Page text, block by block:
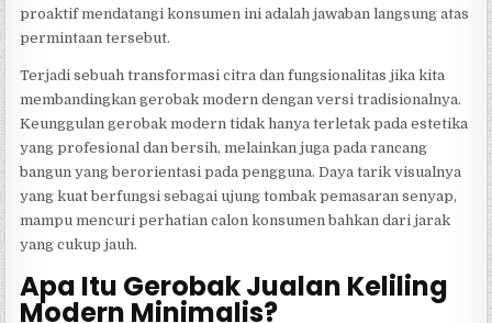
proaktif mendatangi konsumen ini adalah jawaban langsung atas
permintaan tersebut.
Terjadi sebuah transformasi citra dan fungsionalitas jika kita
membandingkan gerobak modern dengan versi tradisionalnya.
Keunggulan gerobak modern tidak hanya terletak pada estetika
yang profesional dan bersih, melainkan juga pada rancang
bangun yang berorientasi pada pengguna. Daya tarik visualnya
yang kuat berfungsi sebagai ujung tombak pemasaran senyap,
mampu mencuri perhatian calon konsumen bahkan dari jarak
yang cukup jauh.
Apa Itu Gerobak Jualan Keliling
Modern Minimalis?